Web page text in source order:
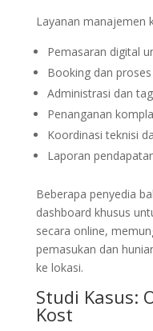
Layanan manajemen
Pemasaran digital
Booking dan
Administrasi dan
Penanganan
Koordinasi teknisi
Laporan
Beberapa penyedia
dashboard khusus
secara online,
pemasukan dan
ke lokasi.
Studi Kasus:
Kost